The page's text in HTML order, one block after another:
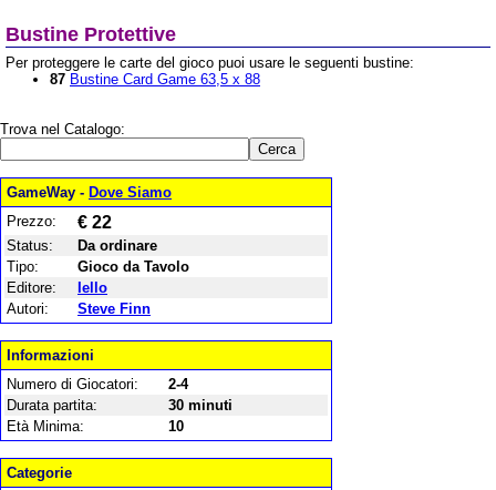
Bustine Protettive
Per proteggere le carte del gioco puoi usare le seguenti bustine:
87 Bustine Card Game 63,5 x 88
Trova nel Catalogo:
GameWay - Dove Siamo
Prezzo:
€ 22
Status:
Da ordinare
Tipo:
Gioco da Tavolo
Editore:
Iello
Autori:
Steve Finn
Informazioni
Numero di Giocatori:
2-4
Durata partita:
30 minuti
Età Minima:
10
Categorie